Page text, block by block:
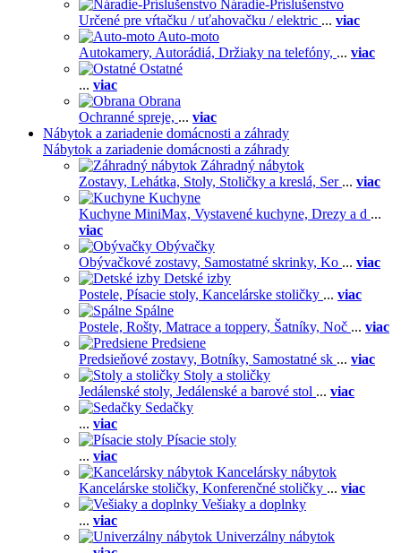
Náradie-Príslušenstvo
Určené pre vŕtačku / uťahovačku / elektric ... viac
Auto-moto
Autokamery, Autorádiá, Držiaky na telefóny, ... viac
Ostatné
... viac
Obrana
Ochranné spreje, ... viac
Nábytok a zariadenie domácnosti a záhrady
Nábytok a zariadenie domácnosti a záhrady
Záhradný nábytok
Zostavy, Lehátka, Stoly, Stoličky a kreslá, Ser ... viac
Kuchyne
Kuchyne MiniMax, Vystavené kuchyne, Drezy a d ...
viac
Obývačky
Obývačkové zostavy, Samostatné skrinky, Ko ... viac
Detské izby
Postele, Písacie stoly, Kancelárske stoličky ... viac
Spálne
Postele, Rošty, Matrace a toppery, Šatníky, Noč ... viac
Predsiene
Predsieňové zostavy, Botníky, Samostatné sk ... viac
Stoly a stoličky
Jedálenské stoly, Jedálenské a barové stol ... viac
Sedačky
... viac
Písacie stoly
... viac
Kancelársky nábytok
Kancelárske stoličky, Konferenčné stoličky ... viac
Vešiaky a doplnky
... viac
Univerzálny nábytok